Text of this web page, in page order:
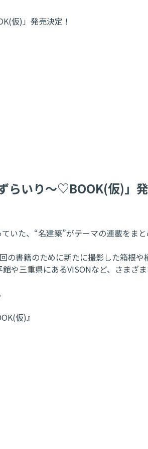
仮)」発売決定！
らいり～♡BOOK(仮)」発
いた、“名建築”がテーマの連載をま
の書籍のために新たに撮影した箱根
や三重県にあるVISONなど、さまざ
仮)』